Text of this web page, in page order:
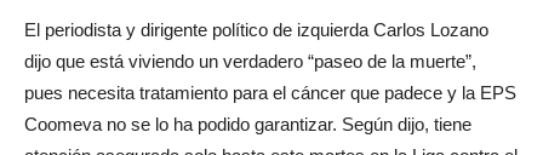
El periodista y dirigente político de izquierda Carlos Lozano
dijo que está viviendo un verdadero “paseo de la muerte”,
pues necesita tratamiento para el cáncer que padece y la EPS
Coomeva no se lo ha podido garantizar. Según dijo, tiene